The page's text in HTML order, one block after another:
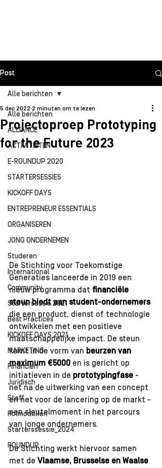
Post
Alle berichten
ALLIANCE
ACTIVITEITEN
E-ROUNDUP 2020
STARTERSESSIES
KICKOFF DAYS
ENTREPRENEUR ESSENTIALS
ORGANISEREN
JONG ONDERNEMEN
Studeren
International
Community
Startersessie 2021
Best Practices
KICKOFF DAYS 2021
MARKETING
Financiën
Juridisch
Staff
Rolmodellen
Starterssessie_2024
ROUNDUP
Alle berichten
Projectoproep Prototyping
for the Future 2023
5 dec 2022 2 minuten om te lezen
De Stichting voor Toekomstige
Generaties lanceerde in 2019 een
nieuw programma dat financiële
steun biedt aan student-ondernemers
die een product, dienst of technologie
ontwikkelen met een positieve
maatschappelijke impact. De steun
komt in de vorm van beurzen van
maximum €5000 en is gericht op
initiatieven in de prototypingfase -
net na de uitwerking van een concept
en net voor de lancering op de markt -
een sleutelmoment in het parcours
van jonge ondernemers.
De Stichting werkt hiervoor samen
met de Vlaamse, Brusselse en Waalse